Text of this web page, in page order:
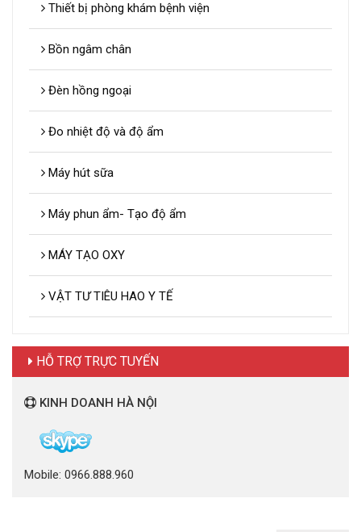
Thiết bị phòng khám bệnh viện
Bồn ngâm chân
Đèn hồng ngoại
Đo nhiệt độ và độ ẩm
Máy hút sữa
Máy phun ẩm- Tạo độ ẩm
MÁY TẠO OXY
VẬT TƯ TIÊU HAO Y TẾ
HỖ TRỢ TRỰC TUYẾN
KINH DOANH HÀ NỘI
Mobile: 0966.888.960